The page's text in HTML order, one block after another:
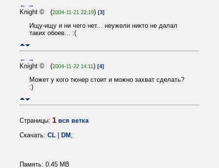
← →
Knight © (2004-11-21 22:19) [3]
Ищу-ищу и ни чего нет... неужели никто не далал
таких обоев... :(
← →
Knight © (2004-11-22 14:11) [4]
Может у кого тюнер стоит и можно захват сделать?
:)
Страницы: 1 вся ветка
Скачать: CL | DM;
Память: 0.45 MB